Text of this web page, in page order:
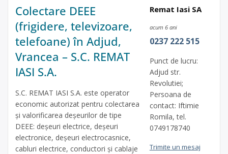
Colectare DEEE
(frigidere, televizoare,
telefoane) în Adjud,
Vrancea – S.C. REMAT
IASI S.A.
S.C. REMAT IASI S.A. este operator
economic autorizat pentru colectarea
și valorificarea deșeurilor de tipe
DEEE: deșeuri electrice, deșeuri
electronice, deșeuri electrocasnice,
cabluri electrice, conductori și cablaje
Remat Iasi SA
acum 6 ani
0237 222 515
Punct de lucru:
Adjud str.
Revolutiei;
Persoana de
contact: Iftimie
Romila, tel.
0749178740
Trimite un mesaj